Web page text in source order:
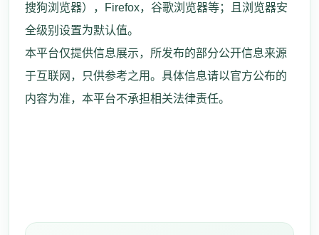
搜狗浏览器），Firefox，谷歌浏览器等；且浏览器安
全级别设置为默认值。
本平台仅提供信息展示，所发布的部分公开信息来源
于互联网，只供参考之用。具体信息请以官方公布的
内容为准，本平台不承担相关法律责任。